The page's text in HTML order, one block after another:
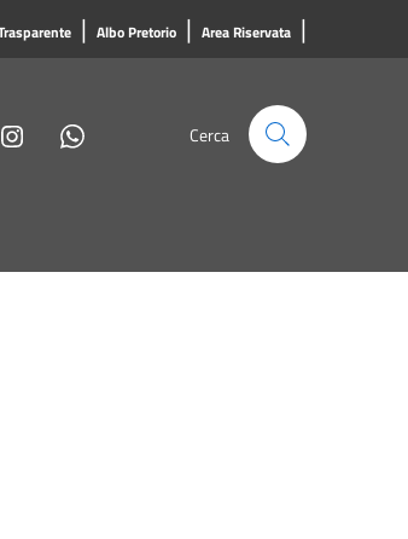
| Albo Pretorio | Area Riservata |
Cerca